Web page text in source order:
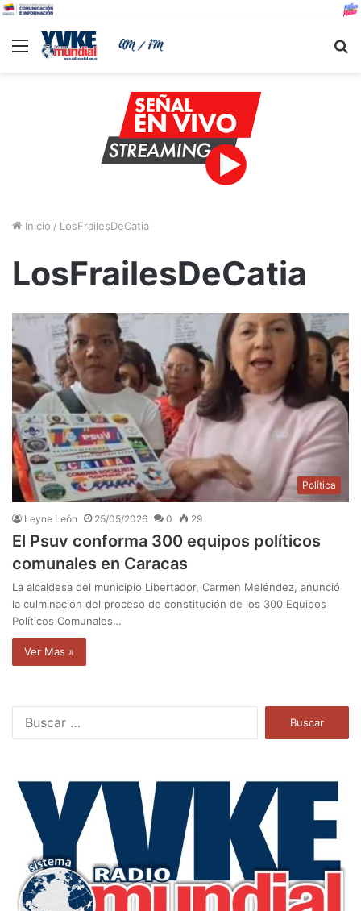
Menu
Inicio / LosFrailesDeCatia
LosFrailesDeCatia
Política
Leyne León 25/05/2026 0 29
El Psuv conforma 300 equipos políticos
comunales en Caracas
La alcaldesa del municipio Libertador, Carmen Meléndez, anunció
la culminación del proceso de constitución de los 300 Equipos
Políticos Comunales…
Ver Mas »
a